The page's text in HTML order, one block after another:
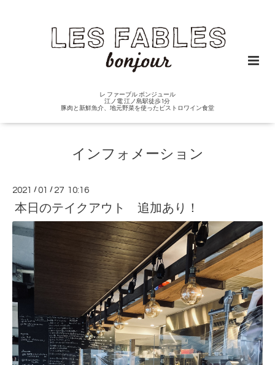
レ ファーブル ボンジュール
江ノ電 江ノ島駅徒歩1分
豚肉と新鮮魚介、地元野菜を使ったビストロワイン食堂
インフォメーション
2021 /01 / 27 10:16
本日のテイクアウト 追加あり！